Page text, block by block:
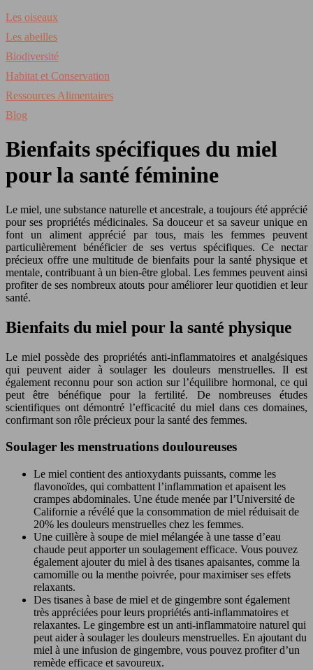
Les oiseaux
Les abeilles
Biodiversité
Habitat et Conservation
Ressources Alimentaires
Blog
Bienfaits spécifiques du miel
pour la santé féminine
Le miel, une substance naturelle et ancestrale, a toujours été apprécié
pour ses propriétés médicinales. Sa douceur et sa saveur unique en
font un aliment apprécié par tous, mais les femmes peuvent
particulièrement bénéficier de ses vertus spécifiques. Ce nectar
précieux offre une multitude de bienfaits pour la santé physique et
mentale, contribuant à un bien-être global. Les femmes peuvent ainsi
profiter de ses nombreux atouts pour améliorer leur quotidien et leur
santé.
Bienfaits du miel pour la santé physique
Le miel possède des propriétés anti-inflammatoires et analgésiques
qui peuvent aider à soulager les douleurs menstruelles. Il est
également reconnu pour son action sur l’équilibre hormonal, ce qui
peut être bénéfique pour la fertilité. De nombreuses études
scientifiques ont démontré l’efficacité du miel dans ces domaines,
confirmant son rôle précieux pour la santé des femmes.
Soulager les menstruations douloureuses
Le miel contient des antioxydants puissants, comme les
flavonoïdes, qui combattent l’inflammation et apaisent les
crampes abdominales. Une étude menée par l’Université de
Californie a révélé que la consommation de miel réduisait de
20% les douleurs menstruelles chez les femmes.
Une cuillère à soupe de miel mélangée à une tasse d’eau
chaude peut apporter un soulagement efficace. Vous pouvez
également ajouter du miel à des tisanes apaisantes, comme la
camomille ou la menthe poivrée, pour maximiser ses effets
relaxants.
Des tisanes à base de miel et de gingembre sont également
très appréciées pour leurs propriétés anti-inflammatoires et
relaxantes. Le gingembre est un anti-inflammatoire naturel qui
peut aider à soulager les douleurs menstruelles. En ajoutant du
miel à une infusion de gingembre, vous pouvez profiter d’un
remède efficace et savoureux.